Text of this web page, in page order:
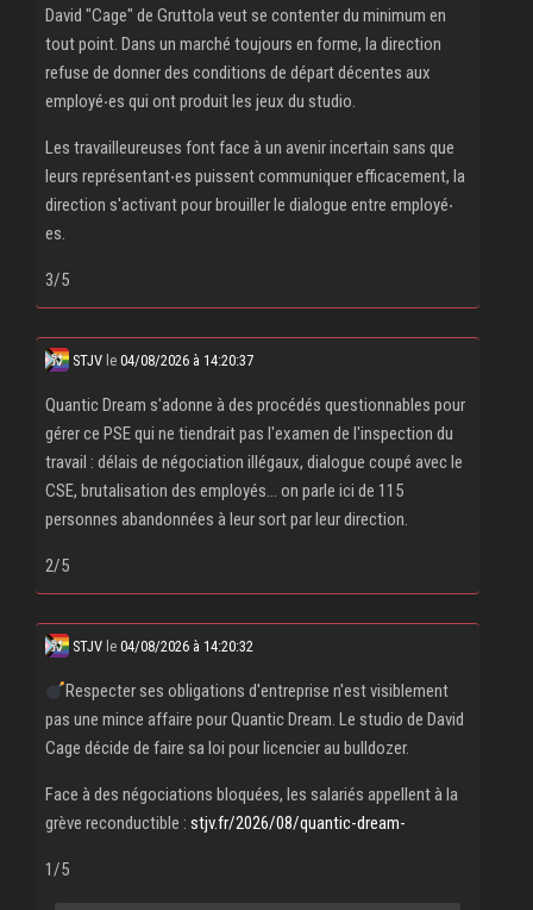
David "Cage" de Gruttola veut se contenter du minimum en
tout point. Dans un marché toujours en forme, la direction
refuse de donner des conditions de départ décentes aux
employé‧es qui ont produit les jeux du studio.
Les travailleureuses font face à un avenir incertain sans que
leurs représentant‧es puissent communiquer efficacement, la
direction s'activant pour brouiller le dialogue entre employé‧
es.
3/5
STJV le 04/08/2026 à 14:20:37
Quantic Dream s'adonne à des procédés questionnables pour
gérer ce PSE qui ne tiendrait pas l'examen de l'inspection du
travail : délais de négociation illégaux, dialogue coupé avec le
CSE, brutalisation des employés... on parle ici de 115
personnes abandonnées à leur sort par leur direction.
2/5
STJV le 04/08/2026 à 14:20:32
Respecter ses obligations d'entreprise n'est visiblement
pas une mince affaire pour Quantic Dream. Le studio de David
Cage décide de faire sa loi pour licencier au bulldozer.
Face à des négociations bloquées, les salariés appellent à la
grève reconductible : stjv.fr/2026/08/quantic-dream-
1/5